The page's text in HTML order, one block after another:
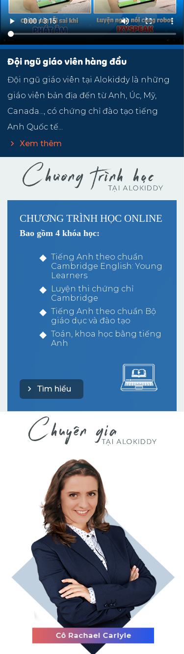
Đội ngũ giáo viên hàng đầu
Đội ngũ giáo viên tại Alokiddy là những
giáo viên bản địa đến từ Anh, Úc, Mỹ,
Canada..., có chứng chỉ đào tạo tiếng
Anh Quốc tế...
Xem thêm
CHƯƠNG TRÌNH HỌC ONLINE
Bao gồm 4 khóa học:
Tiếng Anh theo chuẩn
Cambridge English: Young
Learners
Luyện thi chứng chỉ
Cambridge
Tiếng Anh theo chuẩn Bộ
giáo dục và đào tạo
Toán, khoa học bằng tiếng
Anh
Tìm hiểu